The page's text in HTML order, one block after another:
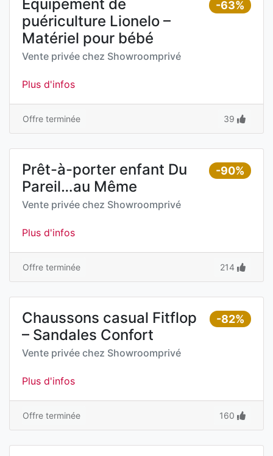
-63%
Équipement de
puériculture Lionelo –
Matériel pour bébé
Vente privée chez Showroomprivé
Plus d'infos
Offre terminée 39
-90%
Prêt-à-porter enfant Du
Pareil…au Même
Vente privée chez Showroomprivé
Plus d'infos
Offre terminée 214
-82%
Chaussons casual Fitflop
– Sandales Confort
Vente privée chez Showroomprivé
Plus d'infos
Offre terminée 160